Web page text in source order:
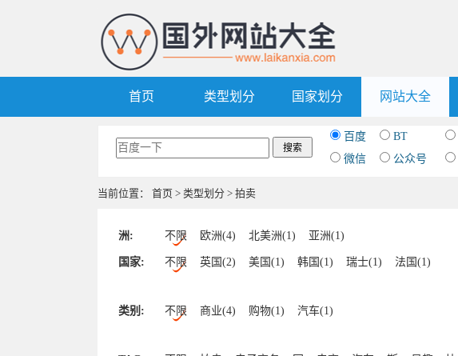
首页 类型划分 国家划分 网站大全
百度 BT
微信
公众号
当前位置： 首页 > 类型划分 > 拍卖
洲: 不限 欧洲(4) 北美洲(1) 亚洲(1)
国家: 不限 英国(2) 美国(1) 韩国(1) 瑞士(1) 法国(1)
类别: 不限 商业(4) 购物(1) 汽车(1)